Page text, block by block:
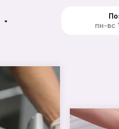
пн-вс